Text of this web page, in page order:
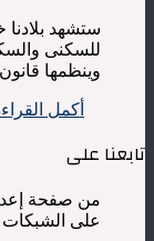
للسكنى
وينظمها قانون 001.71…
أكمل
تابعنا على
من صفحة
على الشبكات